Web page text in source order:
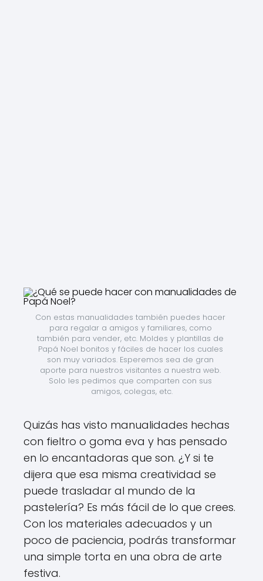
Con estas manualidades también puedes hacer
para regalar a amigos y familiares, como
también para vender, etc. Moldes y plantillas de
Papá Noel bonitos y fáciles de hacer los cuales
son muy variados. Esperemos sea de gran
aporte para nuestros visitantes a nuestra web.
Solo les pedimos que comparten con sus
amigos, colegas, etc.
Quizás has visto manualidades hechas
con fieltro o goma eva y has pensado
en lo encantadoras que son. ¿Y si te
dijera que esa misma creatividad se
puede trasladar al mundo de la
pastelería? Es más fácil de lo que crees.
Con los materiales adecuados y un
poco de paciencia, podrás transformar
una simple torta en una obra de arte
festiva.